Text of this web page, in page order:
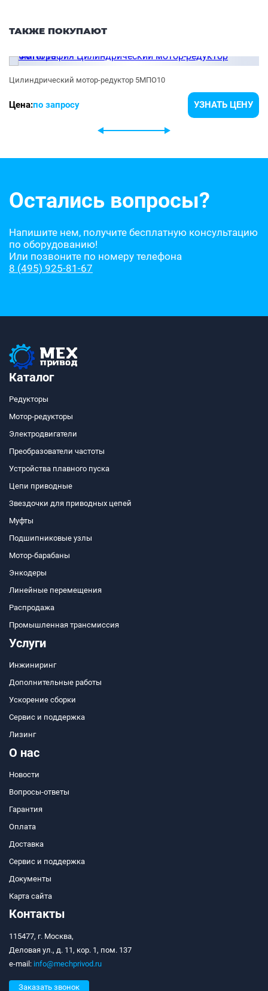
ТАКЖЕ ПОКУПАЮТ
Цилиндрический мотор-редуктор 5МПО10
Цена:по запросу УЗНАТЬ ЦЕНУ
Остались вопросы?
Напишите нем, получите бесплатную консультацию
по оборудованию!
Или позвоните по номеру телефона
8 (495) 925-81-67
Каталог
Редукторы
Мотор-редукторы
Электродвигатели
Преобразователи частоты
Устройства плавного пуска
Цепи приводные
Звездочки для приводных цепей
Муфты
Подшипниковые узлы
Мотор-барабаны
Энкодеры
Линейные перемещения
Распродажа
Промышленная трансмиссия
Услуги
Инжиниринг
Дополнительные работы
Ускорение сборки
Сервис и поддержка
Лизинг
О нас
Новости
Вопросы-ответы
Гарантия
Оплата
Доставка
Сервис и поддержка
Документы
Карта сайта
Контакты
115477, г. Москва,
Деловая ул., д. 11, кор. 1, пом. 137
e-mail: info@mechprivod.ru
Заказать звонок